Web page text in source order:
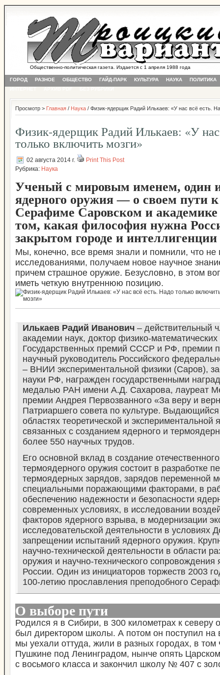
Общественно-политическая газета. Издается с 1 апреля 1988 года
ГОРОД РАЗНОЕ ОБЩЕСТВО ГАЙД-ПАРК КУЛЬТУРА НАУКА
ПОЛИТИКА
Просмотр > Главная / Наука / Физик-ядерщик Радий Илькаев: «У нас всё есть.
Физик-ядерщик Радий Илькаев: «У
только включить мозги»
02 августа 2014 г.
Print This Post
Рубрика: Наука
Ученый с мировым именем, один
ядерного оружия — о своем пути к
Серафиме Саровском и академике
том, какая философия нужна
закрытом городе и интеллигенции
Мы, конечно, все время знали и помнили, что не
исследованиями, получаем новое научное
причем страшное оружие. Безусловно, в этом
иметь четкую внутреннюю позицию.
Илькаев Радий Иванович – действительный
академии наук, доктор физико-математических
Государственных премий СССР и РФ, премии
научный руководитель Российского
– ВНИИ экспериментальной физики (Саров),
науки РФ, награжден государственными
медалью РАН имени А.Д. Сахарова, лауреат
премии Андрея Первозванного «За веру и
Патриаршего совета по культуре.
областях теоретической и экспериментальной
связанных с созданием ядерного и
более 550 научных трудов.
Его основной вклад в создание
термоядерного оружия состоит в разработке
термоядерных зарядов, зарядов переменной
специальными поражающими факторами, в
обеспечению надежности и безопасности
современных условиях, в исследовании
факторов ядерного взрыва, в модернизации
исследовательской деятельности в условиях
запрещении испытаний ядерного оружия.
научно-технической деятельности в области
оружия и научно-технического сопровождения
России. Один из инициаторов торжеств 2003
100-летию прославления преподобного
О выборе пути
Родился я в Сибири, в 300 километрах к северу
был директором школы. А потом он поступил на
мы уехали оттуда, жили в разных городах, в том
Пушкине под Ленинградом, нынче опять
с восьмого класса и закончил школу № 407 с